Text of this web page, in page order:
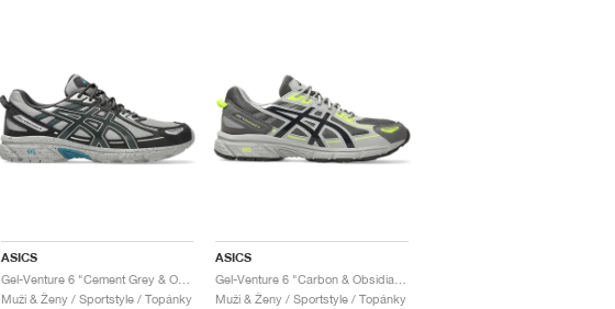
ASICS
Gel-Venture 6 "Cement Grey & Obsidian Grey"
Muži & Ženy / Sportstyle / Topánky
ASICS
Muži & Ženy / Sportstyle / Topánky